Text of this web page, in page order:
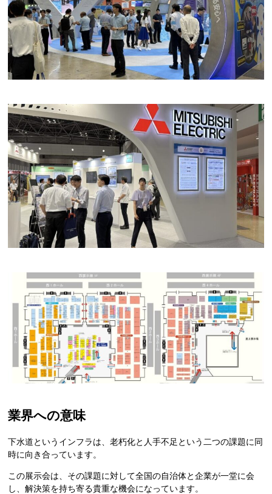
業界への意味
下水道というインフラは、老朽化と人手不足という二つの課題に同
時に向き合っています。
この展示会は、その課題に対して全国の自治体と企業が一堂に会
し、解決策を持ち寄る貴重な機会になっています。